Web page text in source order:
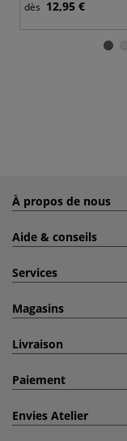
dès 12,95 €
À propos de nous
Aide & conseils
Services
Magasins
Livraison
Paiement
Envies Atelier